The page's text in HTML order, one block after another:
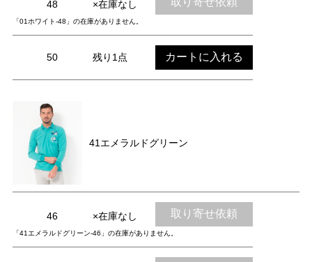
48 ×在庫なし
「01ホワイト-48」の在庫がありません。
50 残り1点 カートに入れる
41エメラルドグリーン
46 ×在庫なし 取り寄せ依頼
「41エメラルドグリーン-46」の在庫がありません。